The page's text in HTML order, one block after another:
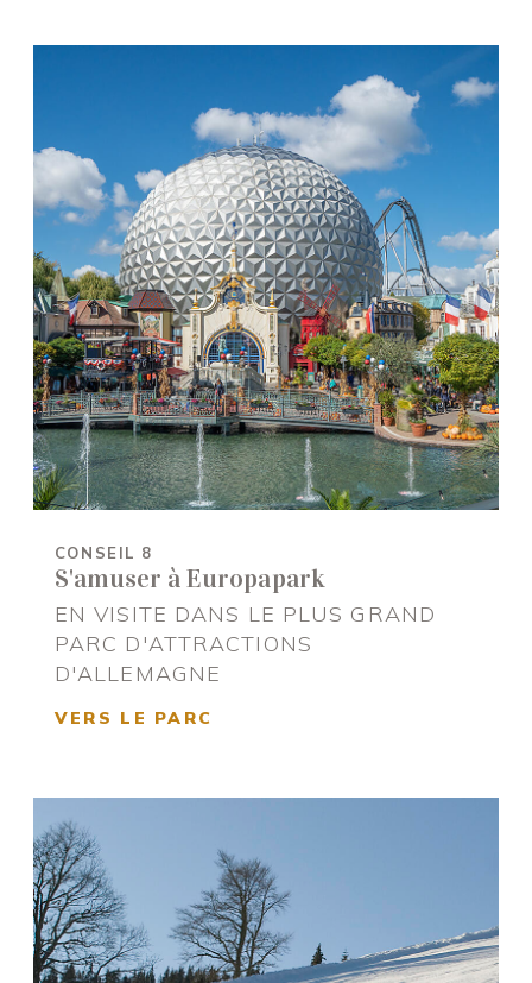
CONSEIL 8
S'amuser à Europapark
EN VISITE DANS LE PLUS GRAND
PARC D'ATTRACTIONS
D'ALLEMAGNE
VERS LE PARC